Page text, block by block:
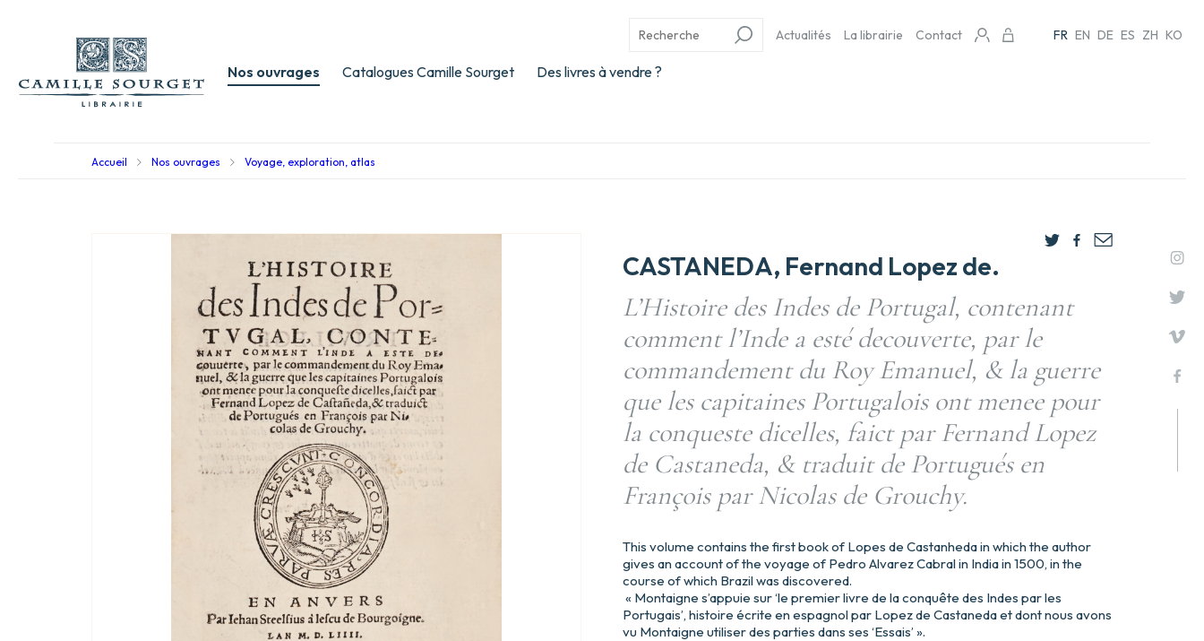
Nos ouvrages Catalogues Camille Sourget Des livres à vendre ?
Actualités La librairie Contact FR EN DE ES ZH KO
Accueil Nos ouvrages Voyage, exploration, atlas
CASTANEDA, Fernand Lopez de.
L’Histoire des Indes de Portugal, contenant
comment l’Inde a esté decouverte, par le
commandement du Roy Emanuel, & la guerre
que les capitaines Portugalois ont menee pour
la conqueste dicelles, faict par Fernand Lopez
de Castaneda, & traduit de Portugués en
François par Nicolas de Grouchy.
This volume contains the first book of Lopes de Castanheda in which the author
gives an account of the voyage of Pedro Alvarez Cabral in India in 1500, in the
course of which Brazil was discovered.
« Montaigne s’appuie sur ‘le premier livre de la conquête des Indes par les
Portugais’, histoire écrite en espagnol par Lopez de Castaneda et dont nous avons
vu Montaigne utiliser des parties dans ses ‘Essais’ ».